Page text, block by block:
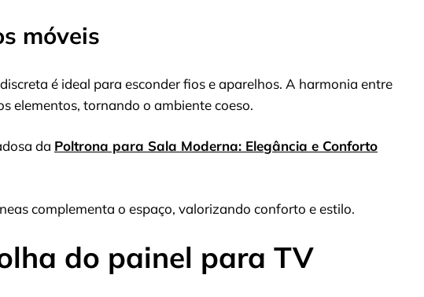
móveis
é ideal para esconder fios e aparelhos. A harmonia entre
elementos, tornando o ambiente coeso.
da Poltrona para Sala Moderna: Elegância e Conforto
complementa o espaço, valorizando conforto e estilo.
do painel para TV